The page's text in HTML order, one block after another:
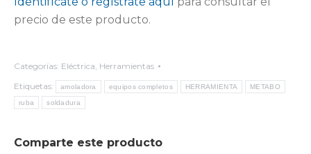
precio de este producto.
Categorías: Eléctrica, Herramientas
Etiquetas:
amoladora equipos completos HERRAMIENTA METABO
ruba soldadura
Comparte este producto